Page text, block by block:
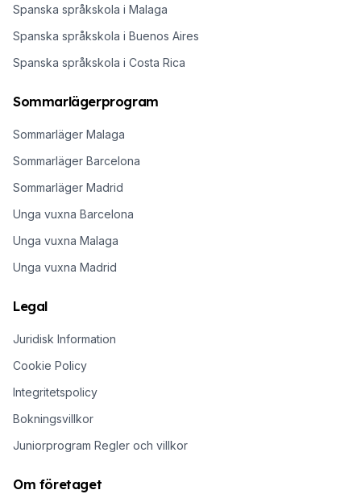
Spanska språkskola i Malaga
Spanska språkskola i Buenos Aires
Spanska språkskola i Costa Rica
Sommarlägerprogram
Sommarläger Malaga
Sommarläger Barcelona
Sommarläger Madrid
Unga vuxna Barcelona
Unga vuxna Malaga
Unga vuxna Madrid
Legal
Juridisk Information
Cookie Policy
Integritetspolicy
Bokningsvillkor
Juniorprogram Regler och villkor
Om företaget